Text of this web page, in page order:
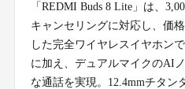
「REDMI Buds 8 Lite」は、
キャンセリングに対応し、価
した完全ワイヤレスイヤホン
に加え、デュアルマイクのAI
な通話を実現。12.4mmチタン